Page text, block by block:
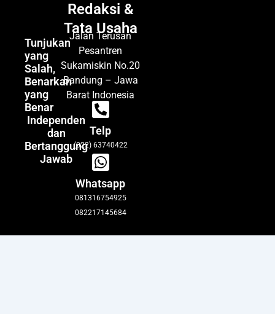
Tunjukan
yang
Salah,
Benarkan
yang
Benar
Independen
dan
Bertanggung
Jawab
Redaksi &
Tata Usaha
Jalan Terusan
Pesantren
Sukamiskin No.20
Bandung – Jawa
Barat Indonesia
Telp
(022) 63740422
Whatsapp
081316754925
082217145684